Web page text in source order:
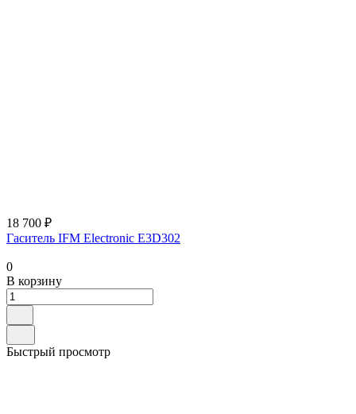
18 700 ₽
Гаситель IFM Electronic E3D302
0
В корзину
Быстрый просмотр